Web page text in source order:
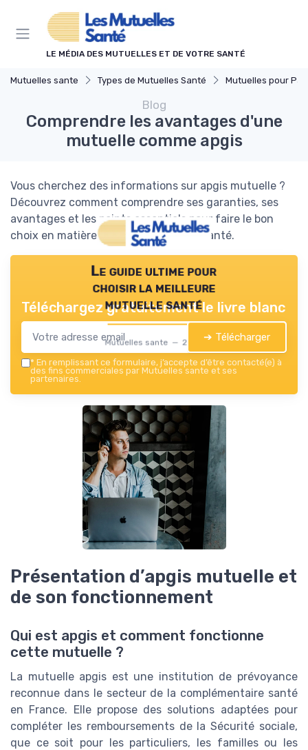
LE MÉDIA DES MUTUELLES ET DE VOTRE SANTÉ
Mutuelles sante Types de Mutuelles Santé Mutuelles pour
Blog
Comprendre les avantages d'une
mutuelle comme apgis
Vous cherchez des informations sur apgis mutuelle ?
Découvrez comment comprendre ses garanties, ses
avantages et les points essentiels pour faire le bon
choix en matière de complémentaire santé.
Le guide ultime pour
choisir la meilleure
mutuelle santé
Mutuelles sante — 2026
Téléchargez gratuitement le livre blanc
➔ Télécharger
* En remplissant ce formulaire, j’accepte d’être contacté(e) à
des fins commerciales par Mutuelles sante et ses
partenaires.
Présentation d’apgis mutuelle et
de son fonctionnement
Qui est apgis et comment fonctionne
cette mutuelle ?
La mutuelle apgis est une institution de prévoyance
reconnue dans le secteur de la complémentaire santé
en France. Elle propose des solutions adaptées pour
compléter les remboursements de la Sécurité sociale,
que ce soit pour les particuliers, les familles ou les